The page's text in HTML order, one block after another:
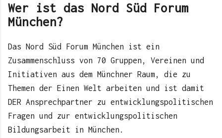
Wer ist das Nord Süd Forum
München?
Das Nord Süd Forum München ist ein
Zusammenschluss von 70 Gruppen, Vereinen und
Initiativen aus dem Münchner Raum, die zu
Themen der Einen Welt arbeiten und ist damit
DER Ansprechpartner zu entwicklungspolitischen
Fragen und zur entwicklungspolitischen
Bildungsarbeit in München.